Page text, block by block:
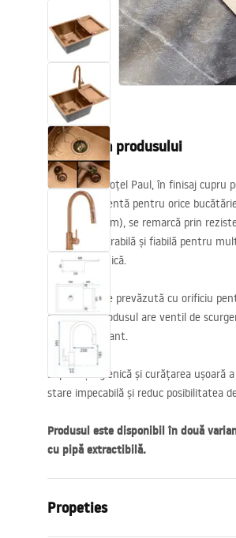
Dusuri
Bucatarie
Descrierea produsului
Chiuveta din oțel Paul, în finisaj cupru
alegere excelentă pentru orice
(grosime 2 mm), se remarcă prin
rămânând durabilă și fiabilă pentru
utilizarea zilnică.
Chiuveta este prevăzută cu orificiu
armăturii. Produsul are ventil de
unitar și elegant.
Suprafața igienică și curățarea
stare impecabilă și reduc posibilitatea
Produsul este disponibil în două
cu pipă extractibilă.
Propeties